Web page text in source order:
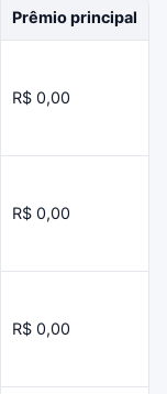
Prêmio principal
R$ 0,00
R$ 0,00
R$ 0,00